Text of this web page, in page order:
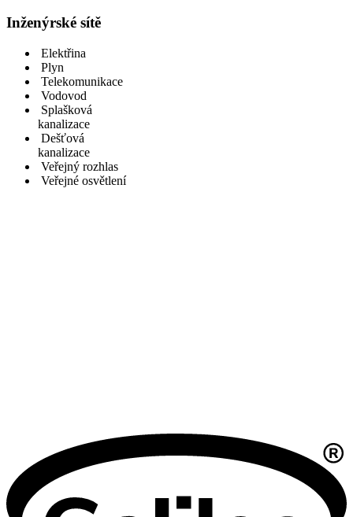
Inženýrské sítě
Elektřina
Plyn
Telekomunikace
Vodovod
Splašková
kanalizace
Dešťová
kanalizace
Veřejný rozhlas
Veřejné osvětlení